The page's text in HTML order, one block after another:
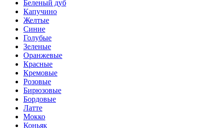
Беленый дуб
Капучино
Желтые
Синие
Голубые
Зеленые
Оранжевые
Красные
Кремовые
Розовые
Бирюзовые
Бордовые
Латте
Мокко
Коньяк